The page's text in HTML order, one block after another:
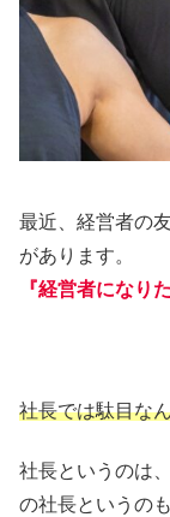
最近、経営者の
があります。
『経営者になり
社長では駄目な
社長というのは
の社長というの